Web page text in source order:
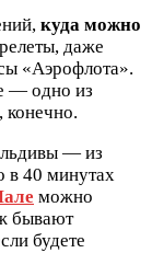
куда можно
даже
«Аэрофлота».
— одно из
конечно.
— из
в 40 минутах
можно
бывают
будете